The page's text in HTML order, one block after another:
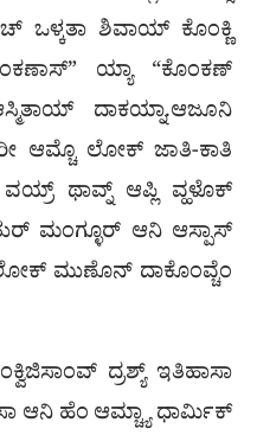
ಒಳ್ಕತಾ ಶಿವಾಯ್ ಕೊಂಕ್ಣಿ
ಯ್ಯಾ “ಕೊಂಕಣ್
ದಾಕಯ್ನಾ.ಆಜೂನಿ
ಆಮ್ಚೊ ಲೋಕ್ ಜಾತಿ-ಕಾತಿ
ವಯ್ರ್ ಥಾವ್ನ್ ಆಪ್ಲಿ ವ್ಹಳೊಕ್
ಮಂಗ್ಳೂರ್ ಆನಿ ಆಸ್ಪಾಸ್
ಮುಣೊನ್ ದಾಕೊಂವ್ಚೆಂ
ದ್ರಶ್ಯ್ ಇತಿಹಾಸಾ
ಆನಿ ಹೆಂ ಆಮ್ಚ್ಯಾ ಧಾರ್ಮಿಕ್